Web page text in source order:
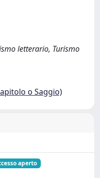
letterario, Turismo
o Saggio)
aperto